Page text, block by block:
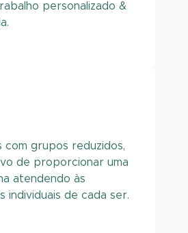
personalizado &
com grupos reduzidos,
de proporcionar uma
atendendo às
individuais de cada ser.